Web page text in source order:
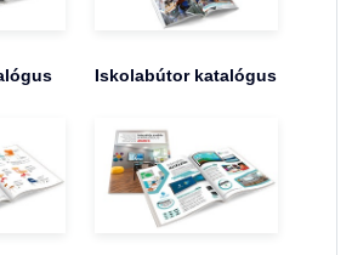
Iskolabútor katalógus